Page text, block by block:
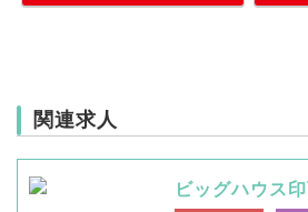
関連求人
ビッグハウス